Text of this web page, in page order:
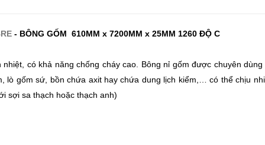
- BÔNG GỐM 610MM x 7200MM x 25MM 1260 ĐỘ C
nhiệt , có khả năng chống cháy cao. Bông nỉ gốm được chuyên
lò gốm sứ, bồn chứa axit hay chứa dung lịch kiểm,… có thể chịu
sợi sa thạch hoặc thạch anh)